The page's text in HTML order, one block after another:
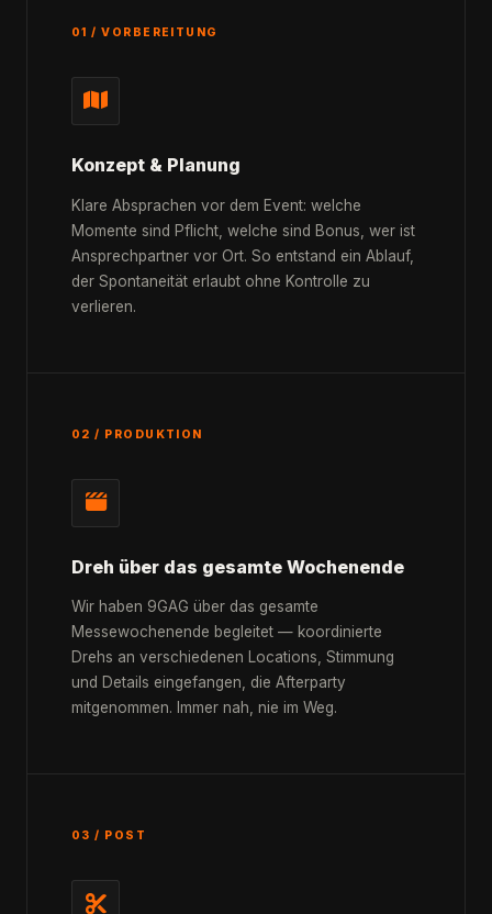
01 / VORBEREITUNG
Konzept & Planung
Klare Absprachen vor dem Event: welche
Momente sind Pflicht, welche sind Bonus, wer ist
Ansprechpartner vor Ort. So entstand ein Ablauf,
der Spontaneität erlaubt ohne Kontrolle zu
verlieren.
02 / PRODUKTION
Dreh über das gesamte Wochenende
Wir haben 9GAG über das gesamte
Messewochenende begleitet — koordinierte
Drehs an verschiedenen Locations, Stimmung
und Details eingefangen, die Afterparty
mitgenommen. Immer nah, nie im Weg.
03 / POST